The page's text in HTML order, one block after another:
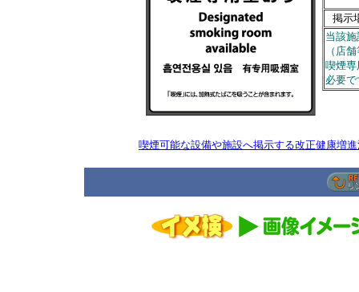
掲示
当該
（店
喫煙
必要
喫煙可能な設備や施設へ掲示する改正健康増